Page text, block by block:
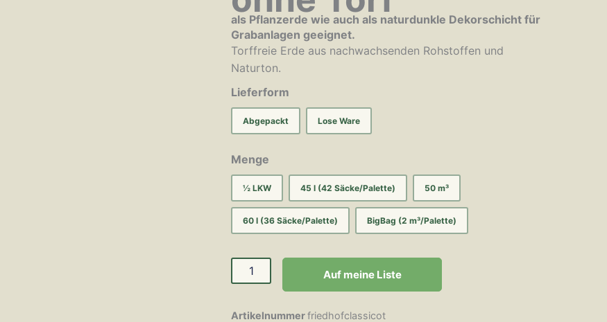
als Pflanzerde wie auch als naturdunkle Dekorschicht für
Grabanlagen geeignet.
Torffreie Erde aus nachwachsenden Rohstoffen und
Naturton.
Lieferform
Abgepackt Lose Ware
Menge
½ LKW 45 l (42 Säcke/Palette) 50 m³
60 l (36 Säcke/Palette) BigBag (2 m³/Palette)
Auf meine Liste
Artikelnummerfriedhofclassicot